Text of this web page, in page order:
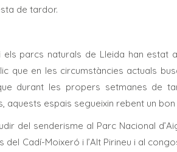
de tardor.
els parcs naturals de Lleida han estat
que en les circumstàncies actuals
durant les propers setmanes de
aquests espais segueixin rebent un
del senderisme al Parc Nacional
del Cadí-Moixeró i l’Alt Pirineu i al